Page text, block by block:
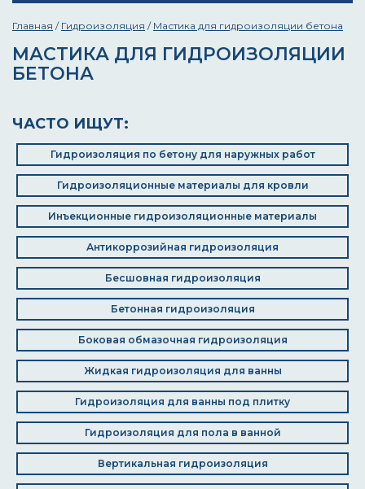
Главная / Гидроизоляция / Мастика для гидроизоляции бетона
МАСТИКА ДЛЯ ГИДРОИЗОЛЯЦИИ
БЕТОНА
ЧАСТО ИЩУТ:
Гидроизоляция по бетону для наружных работ
Гидроизоляционные материалы для кровли
Инъекционные гидроизоляционные материалы
Антикоррозийная гидроизоляция
Бесшовная гидроизоляция
Бетонная гидроизоляция
Боковая обмазочная гидроизоляция
Жидкая гидроизоляция для ванны
Гидроизоляция для ванны под плитку
Гидроизоляция для пола в ванной
Вертикальная гидроизоляция